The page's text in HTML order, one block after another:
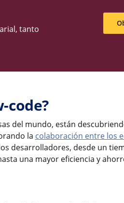
tanto
code?
del mundo, están
la colaboración entre los
desarrolladores, desde un
una mayor eficiencia y